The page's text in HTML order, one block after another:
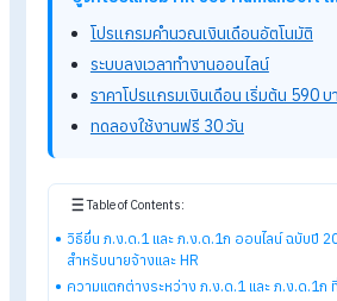
บุคคล และเจ้าของกิจการ โดยเฉพาะ
จัดการทั้งภ.ง.ด.1 (รายเดือน)และภ.ง
บทความนี้จะสรุปขั้นตอนการยื่นภาษีออ
และลดความเสี่ยงในการโดนค่าปรับย้อ